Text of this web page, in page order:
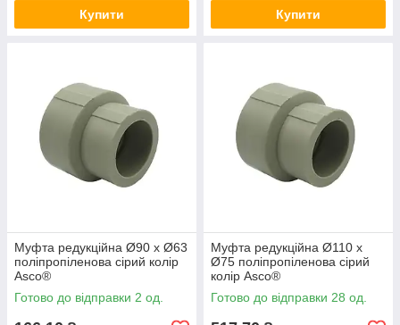
Купити Купити
Муфта редукційна Ø90 х Ø63
поліпропіленова сірий колір
Asco®
Готово до відправки 2 од.
Муфта редукційна Ø110 х
Ø75 поліпропіленова сірий
колір Asco®
Готово до відправки 28 од.